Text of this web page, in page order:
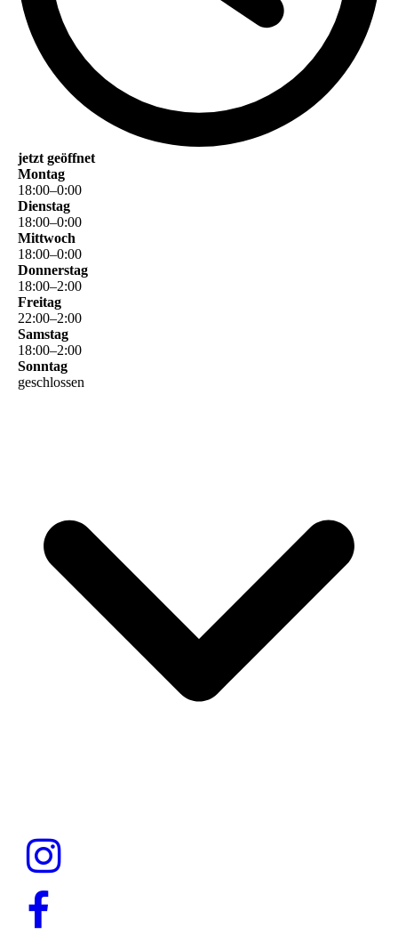
jetzt geöffnet
Montag
18:00–0:00
Dienstag
18:00–0:00
Mittwoch
18:00–0:00
Donnerstag
18:00–2:00
Freitag
22:00–2:00
Samstag
18:00–2:00
Sonntag
geschlossen